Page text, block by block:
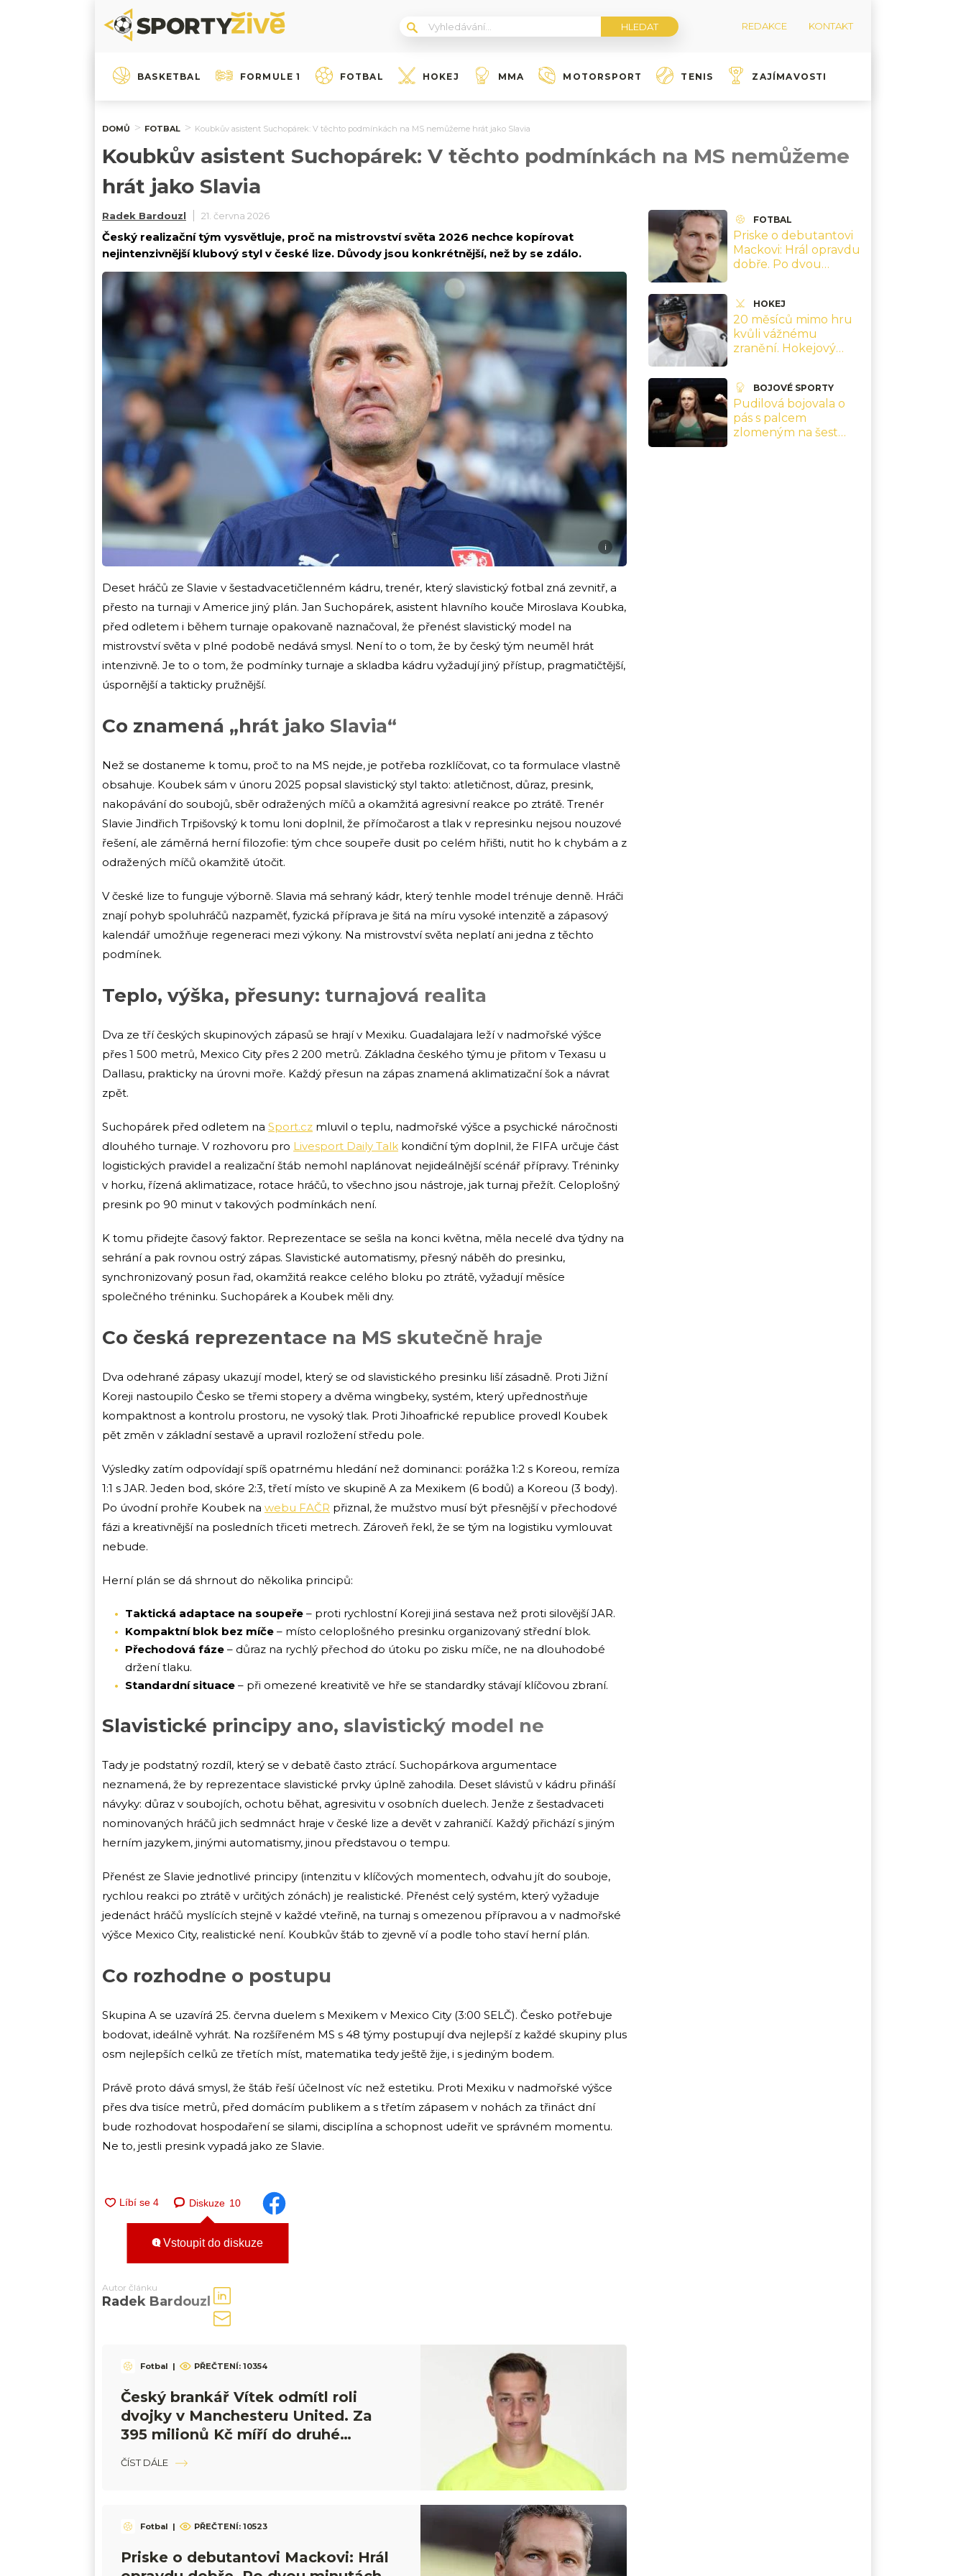
REDAKCE KONTAKT
BASKETBAL FORMULE 1 FOTBAL HOKEJ MMA MOTORSPORT TENIS ZAJÍMAVOSTI
DOMŮ FOTBAL Koubkův asistent Suchopárek: V těchto podmínkách na MS nemůžeme hrát jako Slavia
Koubkův asistent Suchopárek: V těchto podmínkách na MS nemůžeme
hrát jako Slavia
Radek Bardouzl 21. června 2026
Český realizační tým vysvětluje, proč na mistrovství světa 2026 nechce kopírovat
nejintenzivnější klubový styl v české lize. Důvody jsou konkrétnější, než by se zdálo.
i
Deset hráčů ze Slavie v šestadvacetičlenném kádru, trenér, který slavistický fotbal zná zevnitř, a
přesto na turnaji v Americe jiný plán. Jan Suchopárek, asistent hlavního kouče Miroslava Koubka,
před odletem i během turnaje opakovaně naznačoval, že přenést slavistický model na
mistrovství světa v plné podobě nedává smysl. Není to o tom, že by český tým neuměl hrát
intenzivně. Je to o tom, že podmínky turnaje a skladba kádru vyžadují jiný přístup, pragmatičtější,
úspornější a takticky pružnější.
Co znamená „hrát jako Slavia“
Než se dostaneme k tomu, proč to na MS nejde, je potřeba rozklíčovat, co ta formulace vlastně
obsahuje. Koubek sám v únoru 2025 popsal slavistický styl takto: atletičnost, důraz, presink,
nakopávání do soubojů, sběr odražených míčů a okamžitá agresivní reakce po ztrátě. Trenér
Slavie Jindřich Trpišovský k tomu loni doplnil, že přímočarost a tlak v represinku nejsou nouzové
řešení, ale záměrná herní filozofie: tým chce soupeře dusit po celém hřišti, nutit ho k chybám a z
odražených míčů okamžitě útočit.
V české lize to funguje výborně. Slavia má sehraný kádr, který tenhle model trénuje denně. Hráči
znají pohyb spoluhráčů nazpaměť, fyzická příprava je šitá na míru vysoké intenzitě a zápasový
kalendář umožňuje regeneraci mezi výkony. Na mistrovství světa neplatí ani jedna z těchto
podmínek.
Teplo, výška, přesuny: turnajová realita
Dva ze tří českých skupinových zápasů se hrají v Mexiku. Guadalajara leží v nadmořské výšce
přes 1 500 metrů, Mexico City přes 2 200 metrů. Základna českého týmu je přitom v Texasu u
Dallasu, prakticky na úrovni moře. Každý přesun na zápas znamená aklimatizační šok a návrat
zpět.
Suchopárek před odletem na Sport.cz mluvil o teplu, nadmořské výšce a psychické náročnosti
dlouhého turnaje. V rozhovoru pro Livesport Daily Talk kondiční tým doplnil, že FIFA určuje část
logistických pravidel a realizační štáb nemohl naplánovat nejideálnější scénář přípravy. Tréninky
v horku, řízená aklimatizace, rotace hráčů, to všechno jsou nástroje, jak turnaj přežít. Celoplošný
presink po 90 minut v takových podmínkách není.
K tomu přidejte časový faktor. Reprezentace se sešla na konci května, měla necelé dva týdny na
sehrání a pak rovnou ostrý zápas. Slavistické automatismy, přesný náběh do presinku,
synchronizovaný posun řad, okamžitá reakce celého bloku po ztrátě, vyžadují měsíce
společného tréninku. Suchopárek a Koubek měli dny.
Co česká reprezentace na MS skutečně hraje
Dva odehrané zápasy ukazují model, který se od slavistického presinku liší zásadně. Proti Jižní
Koreji nastoupilo Česko se třemi stopery a dvěma wingbeky, systém, který upřednostňuje
kompaktnost a kontrolu prostoru, ne vysoký tlak. Proti Jihoafrické republice provedl Koubek
pět změn v základní sestavě a upravil rozložení středu pole.
Výsledky zatím odpovídají spíš opatrnému hledání než dominanci: porážka 1:2 s Koreou, remíza
1:1 s JAR. Jeden bod, skóre 2:3, třetí místo ve skupině A za Mexikem (6 bodů) a Koreou (3 body).
Po úvodní prohře Koubek na webu FAČR přiznal, že mužstvo musí být přesnější v přechodové
fázi a kreativnější na posledních třiceti metrech. Zároveň řekl, že se tým na logistiku vymlouvat
nebude.
Herní plán se dá shrnout do několika principů:
Taktická adaptace na soupeře – proti rychlostní Koreji jiná sestava než proti silovější JAR.
Kompaktní blok bez míče – místo celoplošného presinku organizovaný střední blok.
Přechodová fáze – důraz na rychlý přechod do útoku po zisku míče, ne na dlouhodobé
držení tlaku.
Standardní situace – při omezené kreativitě ve hře se standardky stávají klíčovou zbraní.
Slavistické principy ano, slavistický model ne
Tady je podstatný rozdíl, který se v debatě často ztrácí. Suchopárkova argumentace
neznamená, že by reprezentace slavistické prvky úplně zahodila. Deset slávistů v kádru přináší
návyky: důraz v soubojích, ochotu běhat, agresivitu v osobních duelech. Jenže z šestadvaceti
nominovaných hráčů jich sedmnáct hraje v české lize a devět v zahraničí. Každý přichází s jiným
herním jazykem, jinými automatismy, jinou představou o tempu.
Přenést ze Slavie jednotlivé principy (intenzitu v klíčových momentech, odvahu jít do souboje,
rychlou reakci po ztrátě v určitých zónách) je realistické. Přenést celý systém, který vyžaduje
jedenáct hráčů myslících stejně v každé vteřině, na turnaj s omezenou přípravou a v nadmořské
výšce Mexico City, realistické není. Koubkův štáb to zjevně ví a podle toho staví herní plán.
Co rozhodne o postupu
Skupina A se uzavírá 25. června duelem s Mexikem v Mexico City (3:00 SELČ). Česko potřebuje
bodovat, ideálně vyhrát. Na rozšířeném MS s 48 týmy postupují dva nejlepší z každé skupiny plus
osm nejlepších celků ze třetích míst, matematika tedy ještě žije, i s jediným bodem.
Právě proto dává smysl, že štáb řeší účelnost víc než estetiku. Proti Mexiku v nadmořské výšce
přes dva tisíce metrů, před domácím publikem a s třetím zápasem v nohách za třináct dní
bude rozhodovat hospodaření se silami, disciplína a schopnost udeřit ve správném momentu.
Ne to, jestli presink vypadá jako ze Slavie.
Diskuze 10
Vstoupit do diskuze
Autor článku
Radek Bardouzl
Fotbal | PŘEČTENÍ: 10354
Český brankář Vítek odmítl roli
dvojky v Manchesteru United. Za
395 milionů Kč míří do druhé
anglické ligy
ČÍST DÁLE
Fotbal | PŘEČTENÍ: 10523
Priske o debutantovi Mackovi: Hrál
FOTBAL
Priske o debutantovi
Mackovi: Hrál opravdu
dobře. Po dvou
HOKEJ
20 měsíců mimo hru
kvůli vážnému
zranění. Hokejový
BOJOVÉ SPORTY
Pudilová bojovala o
pás s palcem
zlomeným na šest